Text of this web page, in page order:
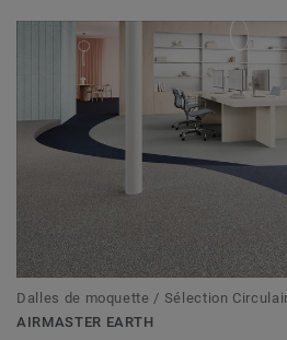
Dalles de moquette / Sélection
AIRMASTER EARTH